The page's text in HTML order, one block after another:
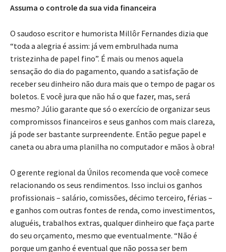
Assuma o controle da sua vida financeira
O saudoso escritor e humorista Millôr Fernandes dizia que
“toda a alegria é assim: já vem embrulhada numa
tristezinha de papel fino”. É mais ou menos aquela
sensação do dia do pagamento, quando a satisfação de
receber seu dinheiro não dura mais que o tempo de pagar os
boletos. E você jura que não há o que fazer, mas, será
mesmo? Júlio garante que só o exercício de organizar seus
compromissos financeiros e seus ganhos com mais clareza,
já pode ser bastante surpreendente. Então pegue papel e
caneta ou abra uma planilha no computador e mãos à obra!
O gerente regional da Únilos recomenda que você comece
relacionando os seus rendimentos. Isso inclui os ganhos
profissionais – salário, comissões, décimo terceiro, férias –
e ganhos com outras fontes de renda, como investimentos,
aluguéis, trabalhos extras, qualquer dinheiro que faça parte
do seu orçamento, mesmo que eventualmente. “Não é
porque um ganho é eventual que não possa ser bem